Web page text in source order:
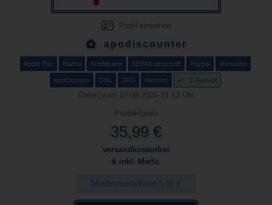
Profil einsehen
apodiscounter
Apple Pay Klarna Kreditkarte SEPA/Lastschrift Paypal Vorkasse
ApoExpress DHL DPD Hermes E-Rezept
Daten vom 10.08.2026 21:13 Uhr
Produktpreis
35,99 €
versandkostenfrei
& inkl. MwSt.
Mindestbestellwert 5,00 €